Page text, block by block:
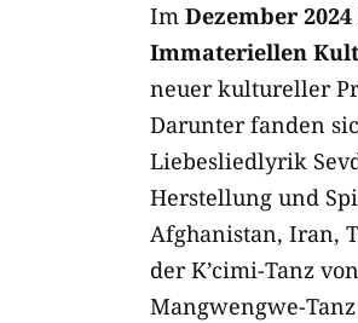
Im Dezember 2024
Immateriellen
neuer kultureller
Darunter fanden
Liebesliedlyrik
Herstellung und
Afghanistan, Iran,
der K’cimi-Tanz
Mangwengwe-